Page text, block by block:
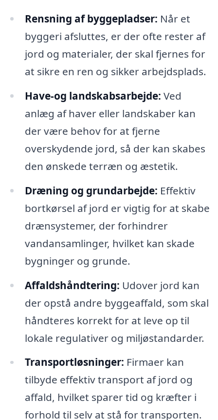
Rensning af byggepladser: Når et
byggeri afsluttes, er der ofte rester af
jord og materialer, der skal fjernes for
at sikre en ren og sikker arbejdsplads.
Have-og landskabsarbejde: Ved
anlæg af haver eller landskaber kan
der være behov for at fjerne
overskydende jord, så der kan skabes
den ønskede terræn og æstetik.
Dræning og grundarbejde: Effektiv
bortkørsel af jord er vigtig for at skabe
drænsystemer, der forhindrer
vandansamlinger, hvilket kan skade
bygninger og grunde.
Affaldshåndtering: Udover jord kan
der opstå andre byggeaffald, som skal
håndteres korrekt for at leve op til
lokale regulativer og miljøstandarder.
Transportløsninger: Firmaer kan
tilbyde effektiv transport af jord og
affald, hvilket sparer tid og kræfter i
forhold til selv at stå for transporten.